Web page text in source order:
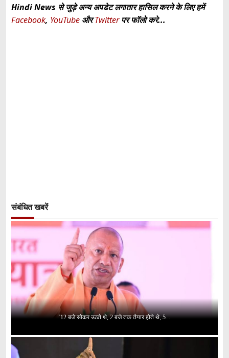
Hindi News से जुड़े अन्य अपडेट लगातार हासिल करने के लिए हमें
Facebook, YouTube औरTwitterपर फॉलो करे...
संबंधित खबरें
'12 बजे सोकर उठते थे, 2 बजे तक तैयार होते थे, 5...